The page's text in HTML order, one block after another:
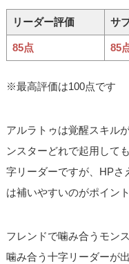
リーダー評価 サ
85点 85
※最高評価は100点です
アルラトゥは覚醒スキル
ンスターどれで起用して
字リーダーですが、HPさ
は補いやすいのがポイント
フレンドで噛み合うモン
噛み合う十字リーダーが